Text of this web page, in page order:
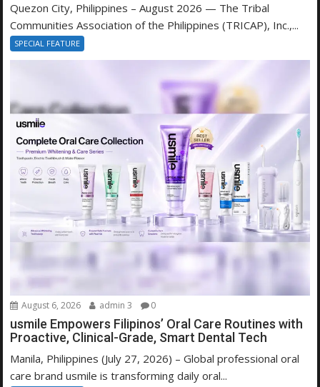
Quezon City, Philippines – August 2026 — The Tribal
Communities Association of the Philippines (TRICAP), Inc.,...
SPECIAL FEATURE
August 6, 2026 admin 3 0
usmile Empowers Filipinos’ Oral Care Routines with
Proactive, Clinical-Grade, Smart Dental Tech
Manila, Philippines (July 27, 2026) – Global professional oral
care brand usmile is transforming daily oral...